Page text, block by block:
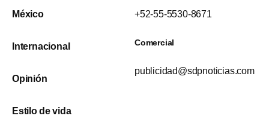
México
Internacional
Opinión
Estilo de vida
+52-55-5530-8671
Comercial
publicidad@sdpnoticias.com